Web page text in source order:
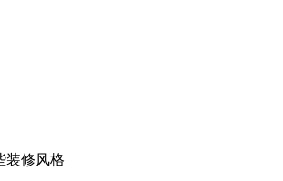
装修风格